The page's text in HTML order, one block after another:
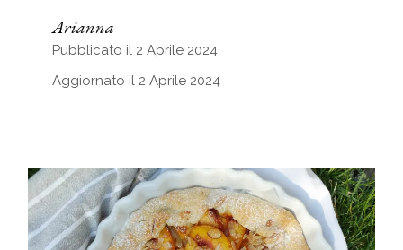
Arianna
Pubblicato il 2 Aprile 2024
Aggiornato il 2 Aprile 2024